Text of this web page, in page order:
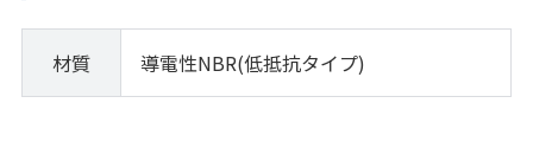
材質 導電性NBR(低抵抗タイプ)